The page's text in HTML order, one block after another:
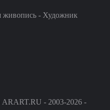
ARART.RU - 2003-2026 -